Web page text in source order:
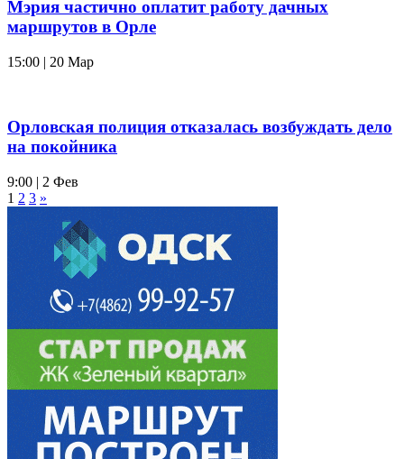
Мэрия частично оплатит работу дачных
маршрутов в Орле
15:00 | 20 Мар
Орловская полиция отказалась возбуждать дело
на покойника
9:00 | 2 Фев
1 2 3 »